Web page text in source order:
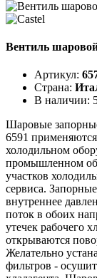
Вентиль
Артикул:
Страна:
В наличии:
Шаровые
6591
холодильном
промышленном
участков
сервиса.
внутреннее
поток в обоих
утечек рабочего
открываются
Желательно
фильтров -